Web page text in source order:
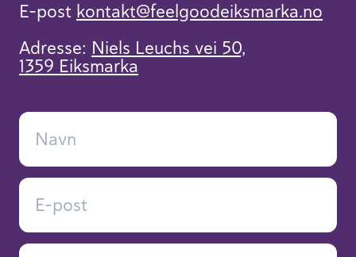
E-post kontakt​@feelgoodeiksmarka.no
Adresse: Niels Leuchs vei 50,
1359 Eiksmarka